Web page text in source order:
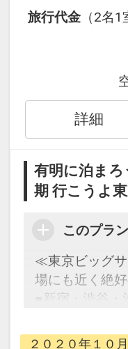
連泊の場合、
※5/2・3、8/
除外日となりま
※割引適用後
「空室照会結
さい。
氏名・客室タ
一であること
す。
「食事なしプ
●「食事なしプ
旅行代金 （2名
詳細
有明に泊まろ
期 行こうよ
このプラ
≪東京ビッグ
場にも近く絶
■新宿・渋谷
■全室シモンズ
２０２０年１０